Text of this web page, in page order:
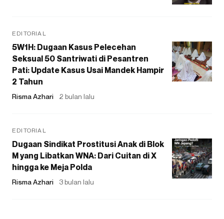
EDITORIAL
5W1H: Dugaan Kasus Pelecehan
Seksual 50 Santriwati di Pesantren
Pati: Update Kasus Usai Mandek Hampir
2 Tahun
Risma Azhari 2 bulan lalu
EDITORIAL
Dugaan Sindikat Prostitusi Anak di Blok
M yang Libatkan WNA: Dari Cuitan di X
hingga ke Meja Polda
Risma Azhari 3 bulan lalu